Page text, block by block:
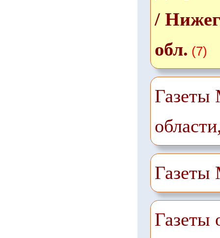
/
обл. (7)
Газеты
Газеты